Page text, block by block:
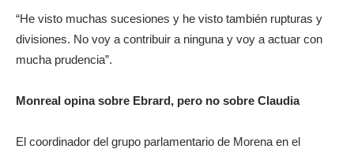
“He visto muchas sucesiones y he visto también rupturas y
divisiones. No voy a contribuir a ninguna y voy a actuar con
mucha prudencia”.
Monreal opina sobre Ebrard, pero no sobre Claudia
El coordinador del grupo parlamentario de Morena en el